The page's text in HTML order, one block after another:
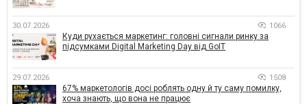
30.07.2026 1066
Куди рухається маркетинг: головні сигнали ринку за
підсумками Digital Marketing Day від GoIT
29.07.2026 1508
67% маркетологів досі роблять одну й ту саму помилку,
хоча знають, що вона не працює